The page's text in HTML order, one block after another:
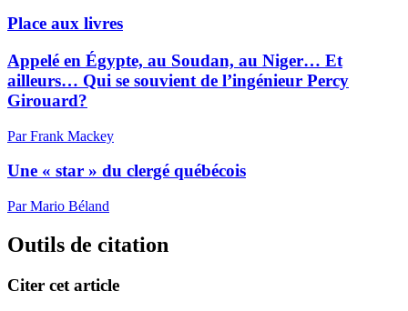
Place aux livres
Appelé en Égypte, au Soudan, au Niger… Et
ailleurs… Qui se souvient de l’ingénieur Percy
Girouard?
Par Frank Mackey
Une « star » du clergé québécois
Par Mario Béland
Outils de citation
Citer cet article